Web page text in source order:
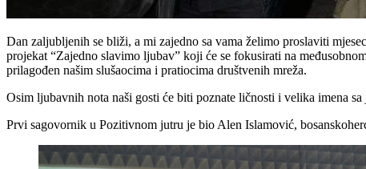
Dan zaljubljenih se bliži, a mi zajedno sa vama želimo proslaviti
projekat “Zajedno slavimo ljubav” koji će se fokusirati na
prilagođen našim slušaocima i pratiocima društvenih mreža.
Osim ljubavnih nota naši gosti će biti poznate ličnosti i velika imena
Prvi sagovornik u Pozitivnom jutru je bio Alen Islamović,